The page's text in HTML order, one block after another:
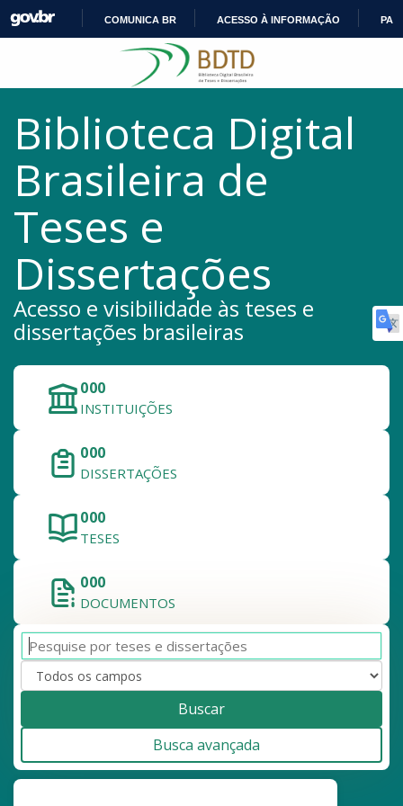
IR
PARA
O
COMUNICA BR ACESSO À INFORMAÇÃO
Biblioteca Digital
Brasileira de
Teses e
Dissertações
Acesso e visibilidade às teses e
dissertações brasileiras
000
INSTITUIÇÕES
000
DISSERTAÇÕES
000
TESES
000
DOCUMENTOS
Buscar
Busca avançada